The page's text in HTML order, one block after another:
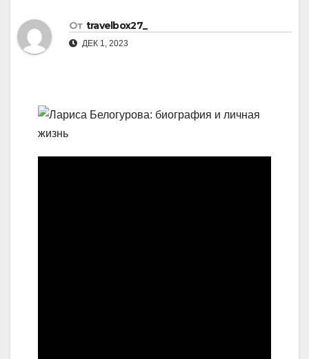
От travelbox27_
ДЕК 1, 2023